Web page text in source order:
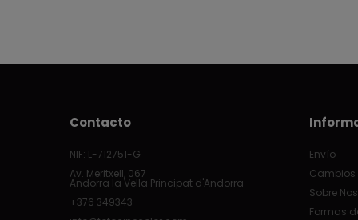
Contacto
NIF: L-712751-G
Av. Meritxell, 067
Andorra la Vella Principat d'Andorra
+376 349343
Envío
Cambios
Sobre
Formas